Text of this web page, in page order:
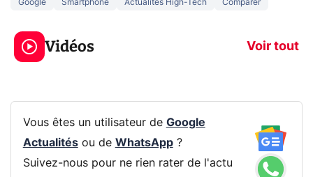
Google Smartphone Actualités High-Tech Comparer
Vidéos Voir tout
3 écrans en 1 pour
319€ ? Voici L'AOC
CQ32G4ZA !
5
prochaine
Vous êtes un utilisateur de Google
Actualitésou de WhatsApp?
Suivez-nous pour ne rien rater de l'actu